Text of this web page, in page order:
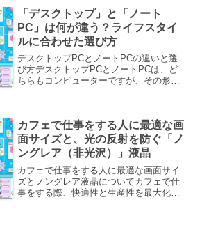
た経験をお持ちの方も少な...
「デスクトップ」と「ノート
PC」は何が違う？ライフスタイ
ルに合わせた選び方
デスクトップPCとノートPCの違いと選
び方デスクトップPCとノートPCは、ど
ちらもコンピューターですが、その形
一台を選ぶことが、快適...
カフェで仕事をする人に最適な画
面サイズと、光の反射を防ぐ「ノ
ングレア（非光沢）」液晶
カフェで仕事をする人に最適な画面サイ
ズとノングレア液晶についてカフェで仕
事をする際、快適性と生産性を最大化す